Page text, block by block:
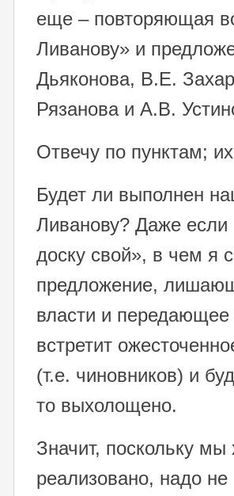
еще – повторяющая
Ливанову» и
Дьяконова, В.Е.
Рязанова и А.В.
Отвечу по пунктам;
Будет ли выполнен
Ливанову? Даже
доску свой», в чем я
предложение,
власти и
встретит
(т.е. чиновников) и
то выхолощено.
Значит, поскольку
реализовано, надо не